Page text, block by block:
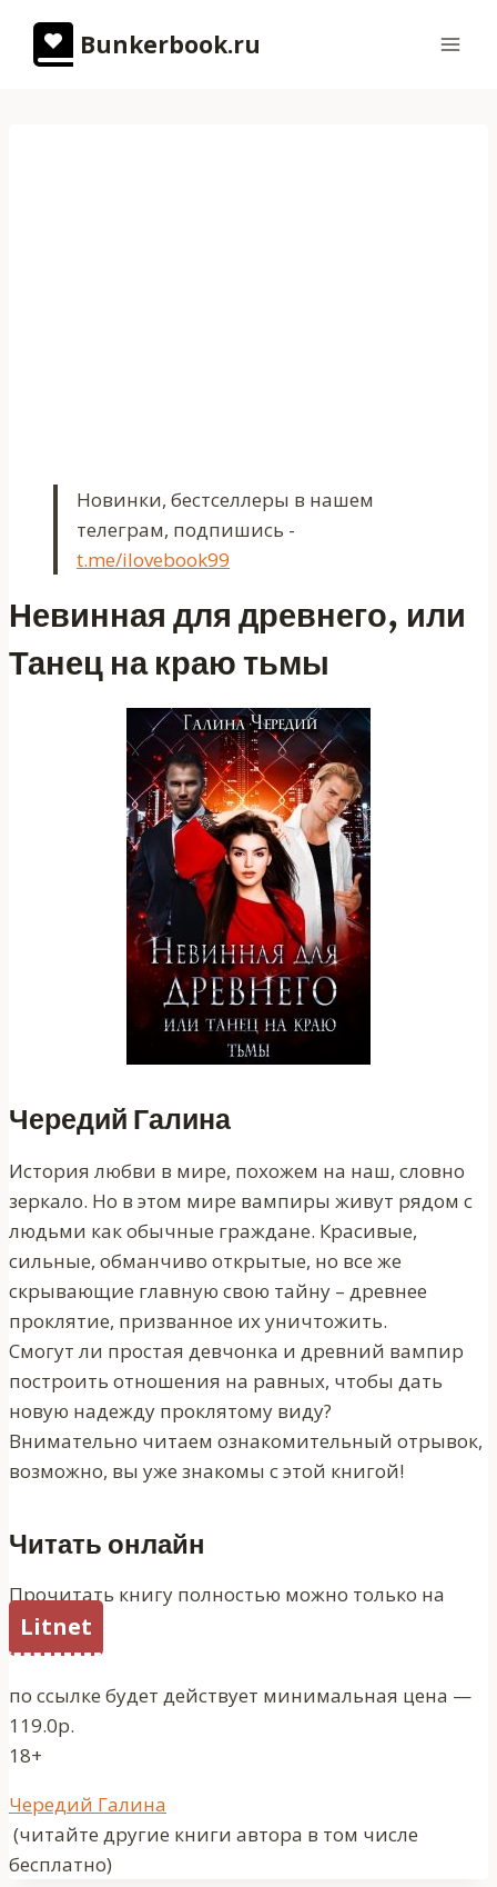
содержимому
Bunkerbook.ru
Новинки, бестселлеры в нашем
телеграм, подпишись -
t.me/ilovebook99
Невинная для древнего, или
Танец на краю тьмы
Чередий Галина
История любви в мире, похожем на наш, словно
зеркало. Но в этом мире вампиры живут рядом с
людьми как обычные граждане. Красивые,
сильные, обманчиво открытые, но все же
скрывающие главную свою тайну – древнее
проклятие, призванное их уничтожить.
Смогут ли простая девчонка и древний вампир
построить отношения на равных, чтобы дать
новую надежду проклятому виду?
Внимательно читаем ознакомительный отрывок,
возможно, вы уже знакомы с этой книгой!
Читать онлайн
Прочитать книгу полностью можно только на
Litnet
по ссылке будет действует минимальная цена —
119.0р.
18+
Метки
записи:
Чередий Галина
(читайте другие книги автора в том числе
бесплатно)